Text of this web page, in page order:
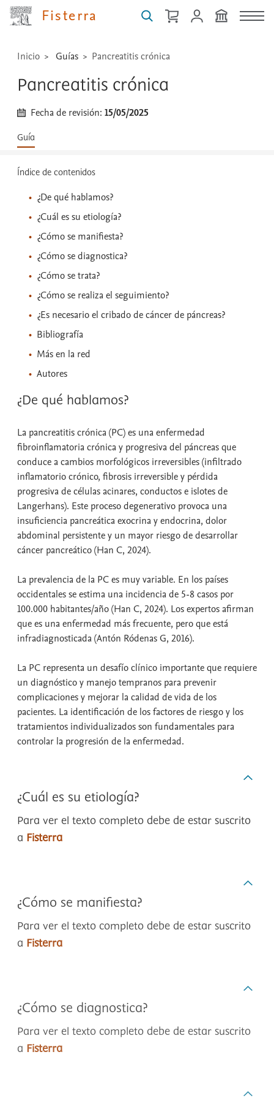
Fisterra
...
Inicio Guías Pancreatitis crónica
Pancreatitis crónica
Fecha de revisión:15/05/2025
Guía
Índice de contenidos
¿De qué hablamos?
¿Cuál es su etiología?
¿Cómo se manifiesta?
¿Cómo se diagnostica?
¿Cómo se trata?
¿Cómo se realiza el seguimiento?
¿Es necesario el cribado de cáncer de páncreas?
Bibliografía
Más en la red
Autores
¿De qué hablamos?
La pancreatitis crónica (PC) es una enfermedad
fibroinflamatoria crónica y progresiva del páncreas que
conduce a cambios morfológicos irreversibles (infiltrado
inflamatorio crónico, fibrosis irreversible y pérdida
progresiva de células acinares, conductos e islotes de
Langerhans). Este proceso degenerativo provoca una
insuficiencia pancreática exocrina y endocrina, dolor
abdominal persistente y un mayor riesgo de desarrollar
cáncer pancreático (Han C, 2024).
La prevalencia de la PC es muy variable. En los países
occidentales se estima una incidencia de 5-8 casos por
100.000 habitantes/año (Han C, 2024). Los expertos afirman
que es una enfermedad más frecuente, pero que está
infradiagnosticada (Antón Ródenas G, 2016).
La PC representa un desafío clínico importante que requiere
un diagnóstico y manejo tempranos para prevenir
complicaciones y mejorar la calidad de vida de los
pacientes. La identificación de los factores de riesgo y los
tratamientos individualizados son fundamentales para
controlar la progresión de la enfermedad.
¿Cuál es su etiología?
Para ver el texto completo debe de estar suscrito
a Fisterra
¿Cómo se manifiesta?
Para ver el texto completo debe de estar suscrito
a Fisterra
¿Cómo se diagnostica?
Para ver el texto completo debe de estar suscrito
a Fisterra